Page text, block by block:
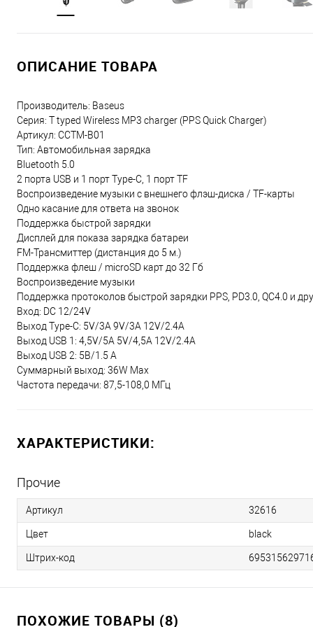
ОПИСАНИЕ ТОВАРА
Производитель: Baseus
Серия: T typed Wireless MP3 charger (PPS Quick Charger)
Артикул: CCTM-B01
Тип: Автомобильная зарядка
Bluetooth 5.0
2 порта USB и 1 порт Type-C, 1 порт TF
Воспроизведение музыки с внешнего флэш-диска / TF-карты
Одно касание для ответа на звонок
Поддержка быстрой зарядки
Дисплей для показа зарядка батареи
FM-Трансмиттер (дистанция до 5 м.)
Поддержка флеш / microSD карт до 32 Гб
Воспроизведение музыки
Поддержка протоколов быстрой зарядки PPS, PD3.0, QC4.0 и
Вход: DC 12/24V
Выход Type-C: 5V/3A 9V/3A 12V/2.4A
Выход USB 1: 4,5V/5A 5V/4,5A 12V/2.4A
Выход USB 2: 5В/1.5 A
Суммарный выход: 36W Max
Частота передачи: 87,5-108,0 МГц
ХАРАКТЕРИСТИКИ:
Прочие
Артикул 32616
Цвет black
Штрих-код
ПОХОЖИЕ ТОВАРЫ (8)